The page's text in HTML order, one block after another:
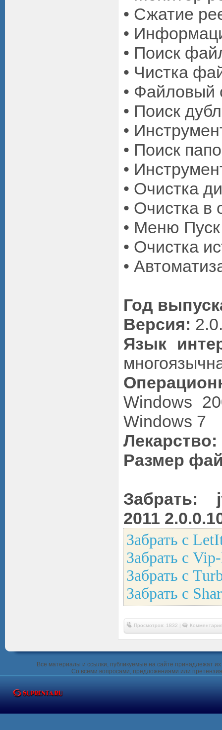
• Сжатие
•
• Поиск
• Чистка
• Файловый
• Поиск
•
• Поиск
•
• Очистка
• Очистка в
• Меню
• Очистка
•
Год
Версия:
Язык
Windows
Windows 7
Лекарство:
Размер
Забрать:
2011
Забрать с
Забрать с
Забрать с
Забрать с
Просмотров: 1832 |
Все материалы и ссылки, публикуемые на сайте принадлежат
Со всеми вопросами, предложениями или